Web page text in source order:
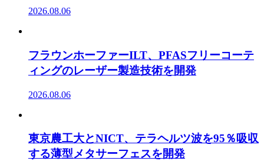
2026.08.06
フラウンホーファーILT、PFASフリーコーテ
ィングのレーザー製造技術を開発
2026.08.06
東京農工大とNICT、テラヘルツ波を95％吸収
する薄型メタサーフェスを開発